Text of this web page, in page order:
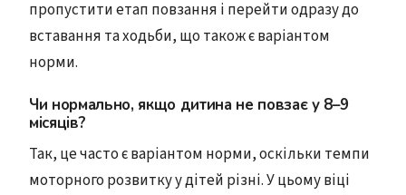
пропустити етап повзання і перейти одразу до
вставання та ходьби, що також є варіантом
норми.
Чи нормально, якщо дитина не повзає у 8–9
місяців?
Так, це часто є варіантом норми, оскільки темпи
моторного розвитку у дітей різні. У цьому віці